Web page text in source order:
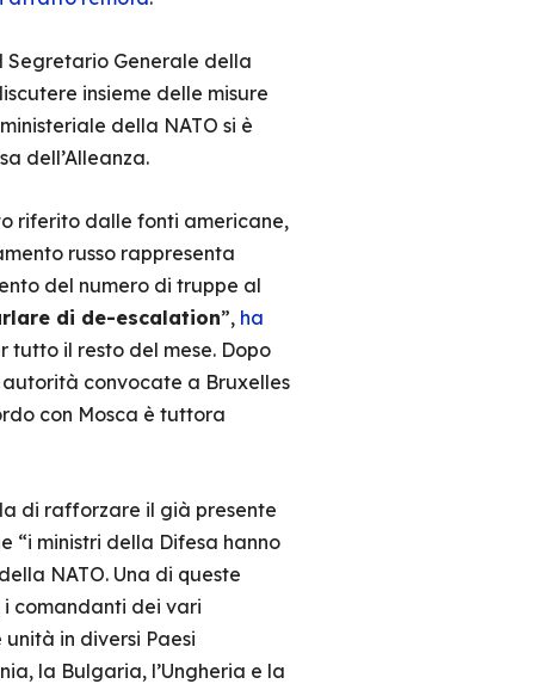
Segretario Generale della
insieme delle misure
della NATO si è
dell’Alleanza.
riferito dalle fonti americane,
russo rappresenta
del numero di truppe al
di de-escalation”, ha
tutto il resto del mese. Dopo
convocate a Bruxelles
con Mosca è tuttora
di rafforzare il già presente
“i ministri della Difesa hanno
NATO. Una di queste
i comandanti dei vari
in diversi Paesi
la Bulgaria, l’Ungheria e la